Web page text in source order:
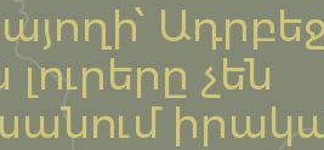
չեն